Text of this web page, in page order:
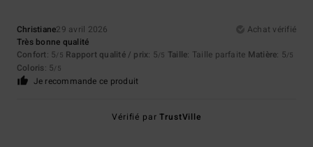
Christiane29 avril 2026
Achat vérifié
Très bonne qualité
Confort: 5/5 Rapport qualité / prix: 5/5 Taille: Taille parfaite Matière: 5/5
Coloris: 5/5
Je recommande ce produit
Vérifié parTrustVille